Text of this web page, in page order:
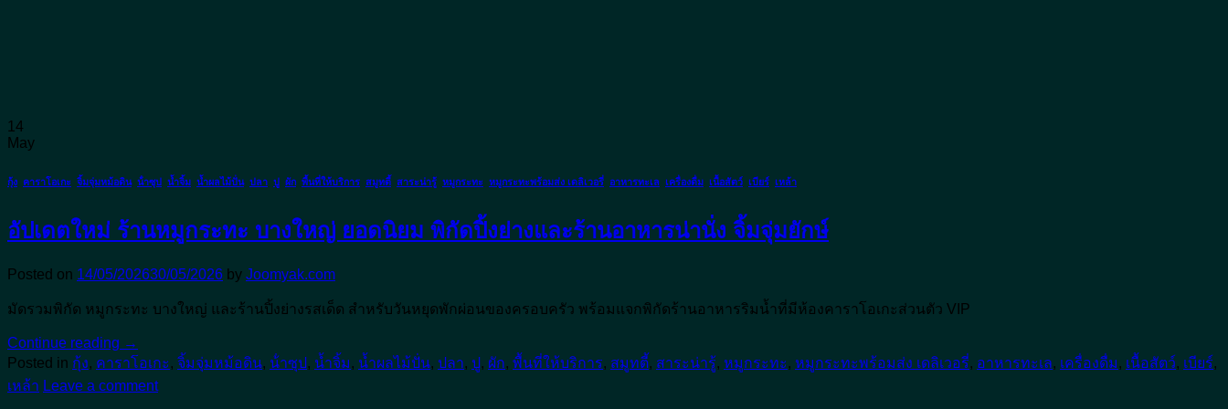
14
May
กุ้ง คาราโอเกะ จิ้มจุ่มหม้อดิน, น้ําซุป น้ำจิ้ม น้ำผลไม้ปั่น, ปลา ปู ผัก พื้นที่ให้บริการ สมูทตี้ สาระน่ารู้ หมูกระทะ หมูกระทะพร้อมส่ง เดลิเวอรี่ อาหารทะเล เครื่องดื่ม เนื้อสัตว์ เบียร์ เหล้า
อัปเดตใหม่ ร้านหมูกระทะ บางใหญ่ ยอดนิยม พิกัดปิ้งย่างและร้านอาหารน่านั่ง จิ้มจุ่มยักษ์
Posted on 14/05/202630/05/2026 by Joomyak.com
มัดรวมพิกัด หมูกระทะ บางใหญ่ และร้านปิ้งย่างรสเด็ด สำหรับวันหยุดพักผ่อนของครอบครัว พร้อมแจกพิกัดร้านอาหารริมน้ำที่มีห้องคาราโอเกะส่วนตัว VIP
Continue reading →
Posted in กุ้ง, คาราโอเกะ , จิ้มจุ่มหม้อดิน, น้ําซุป , น้ำจิ้ม , น้ำผลไม้ปั่น, ปลา, ปู , ผัก, พื้นที่ให้บริการ, สมูทตี้, สาระน่ารู้, หมูกระทะ , หมูกระทะพร้อมส่ง เดลิเวอรี่, อาหารทะเล, เครื่องดื่ม , เนื้อสัตว์, เบียร์,
เหล้า Leave a comment